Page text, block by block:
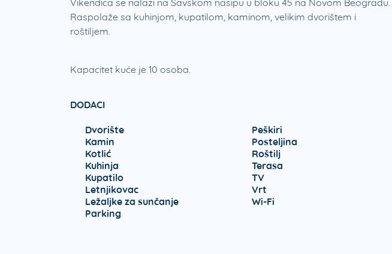
Vikendica se nalazi na Savskom nasipu u bloku 45 na Novom Beogradu.
Raspolaže sa kuhinjom, kupatilom, kaminom, velikim dvorištem i
roštiljem.
Kapacitet kuće je 10 osoba.
DODACI
Dvorište
Kamin
Kotlić
Kuhinja
Kupatilo
Letnjikovac
Ležaljke za sunčanje
Parking
Peškiri
Posteljina
Roštilj
Terasa
TV
Vrt
Wi-Fi